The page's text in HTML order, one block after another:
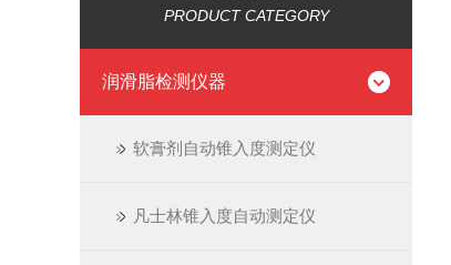
PRODUCT CATEGORY
润滑脂检测仪器
软膏剂自动锥入度测定仪
凡士林锥入度自动测定仪